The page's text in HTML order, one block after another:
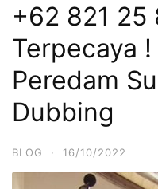
+62 821 25
Terpecaya
Peredam
Dubbing
BLOG · 16/10/2022